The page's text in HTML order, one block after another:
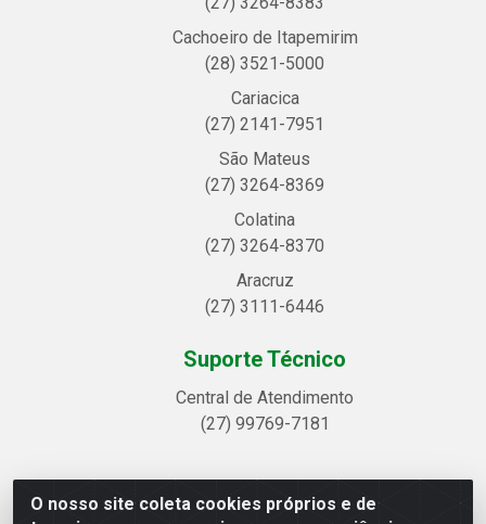
O nosso site coleta cookies próprios e de
Cachoeiro de Itapemirim
(28) 3521-5000
Cariacica
(27) 2141-7951
São Mateus
(27) 3264-8369
Colatina
(27) 3264-8370
Aracruz
(27) 3111-6446
Suporte Técnico
Central de Atendimento
(27) 99769-7181
Linhavix Distribuidora LTDA - Avenida Alegre, 2521 -